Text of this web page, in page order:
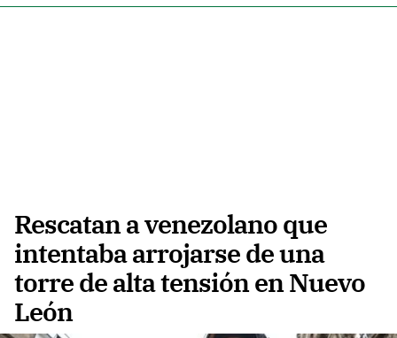
Rescatan a venezolano que
intentaba arrojarse de una
torre de alta tensión en Nuevo
León